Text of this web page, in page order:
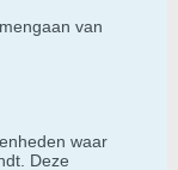
van
waar
Deze